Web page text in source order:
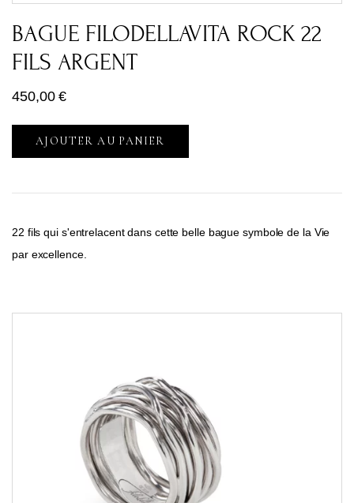
BAGUE FILODELLAVITA ROCK 22
FILS ARGENT
450,00€
AJOUTER AU PANIER
22 fils qui s'entrelacent dans cette belle bague symbole de la Vie
par excellence.